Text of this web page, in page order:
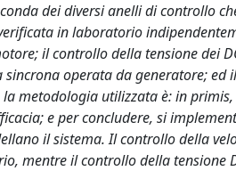
dei diversi anelli di controllo
in laboratorio
il controllo della tensione dei
operata da generatore; ed
metodologia utilizzata è: in
e per concludere, si
il sistema. Il controllo della
mentre il controllo della tensione